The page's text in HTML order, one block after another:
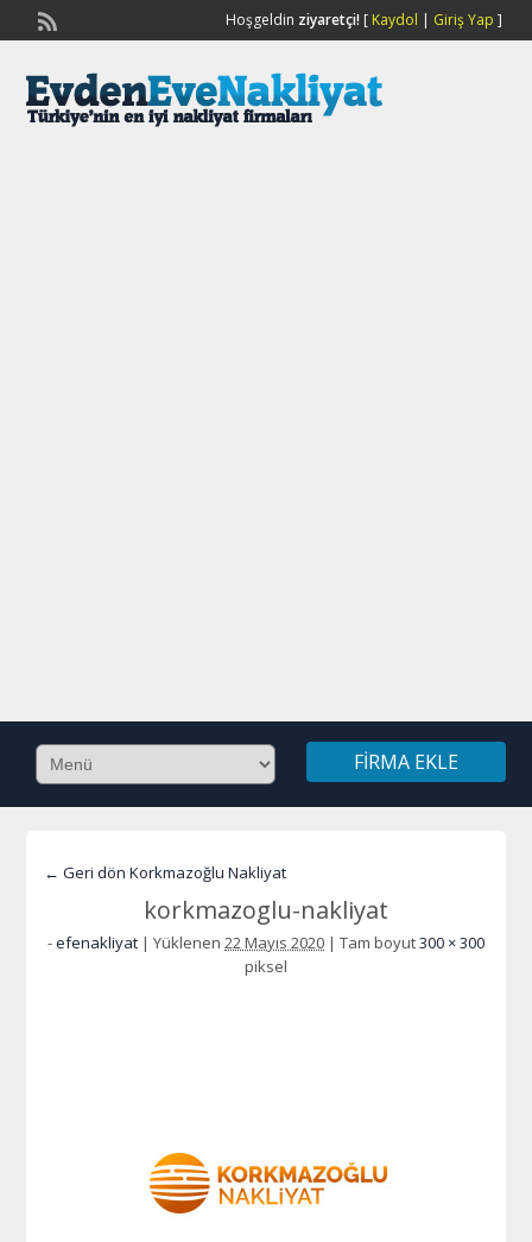
Hoşgeldin ziyaretçi![ Kaydol | Giriş Yap ]
FIRMA EKLE
← Geri dön Korkmazoğlu Nakliyat
korkmazoglu-nakliyat
-efenakliyat | Yüklenen 22 Mayıs 2020 | Tam boyut300 × 300
piksel